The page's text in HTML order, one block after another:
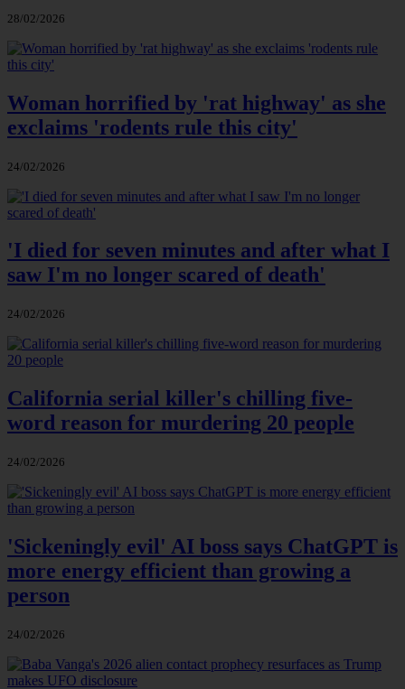
28/02/2026
Woman horrified by 'rat highway' as she
exclaims 'rodents rule this city'
24/02/2026
'I died for seven minutes and after what I
saw I'm no longer scared of death'
24/02/2026
California serial killer's chilling five-
word reason for murdering 20 people
24/02/2026
'Sickeningly evil' AI boss says ChatGPT is
more energy efficient than growing a
person
24/02/2026